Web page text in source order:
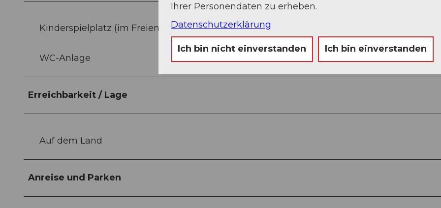
Kinderspielplatz (im Freien)
WC-Anlage
Erreichbarkeit / Lage
Auf dem Land
Anreise und Parken
Ihrer Personendaten zu erheben.
Datenschutzerklärung
Ich bin nicht einverstanden Ich bin einverstanden